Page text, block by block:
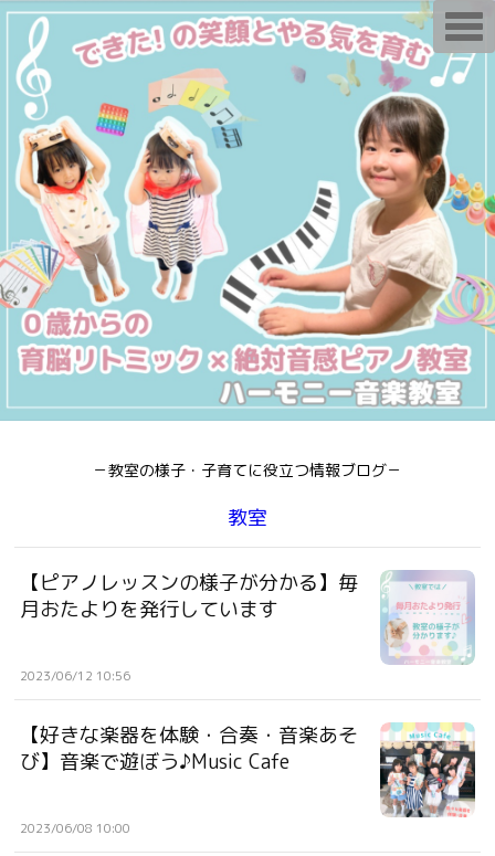
－教室の様子・子育てに役立つ情報ブログ－
教室
【ピアノレッスンの様子が分かる】毎
月おたよりを発行しています
2023/06/12 10:56
【好きな楽器を体験・合奏・音楽あそ
び】音楽で遊ぼう♪Music Cafe
2023/06/08 10:00
T
o
g
g
l
g
a
t